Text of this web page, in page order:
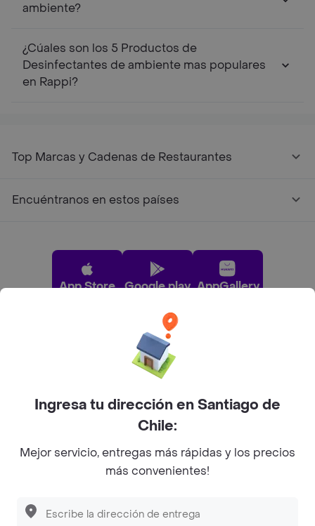
ambiente?
¿Cúales son los 5 Productos de
Desinfectantes de ambiente mas populares
en Rappi?
Top Marcas y Cadenas de Restaurantes
Encuéntranos en estos países
App Store Google play AppGallery
Pide tu comida favorita cerca de ti
Categorías
Ingresa tu dirección en Santiago de
Chile:
Mejor servicio, entregas más rápidas y los precios
más convenientes!